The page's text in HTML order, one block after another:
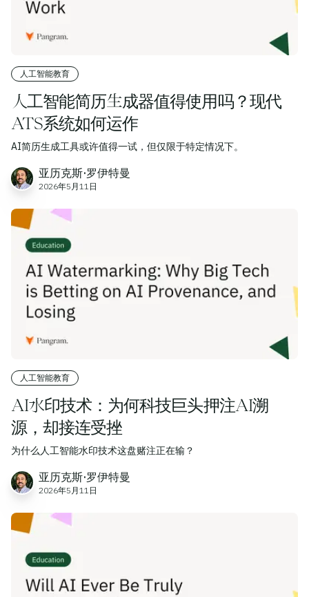
人工智能教育
人工智能简历生成器值得使用吗？现代
ATS系统如何运作
AI简历生成工具或许值得一试，但仅限于特定情况下。
亚历克斯·罗伊特曼
2026年5月11日
人工智能教育
AI水印技术：为何科技巨头押注AI溯
源，却接连受挫
为什么人工智能水印技术这盘赌注正在输？
亚历克斯·罗伊特曼
2026年5月11日